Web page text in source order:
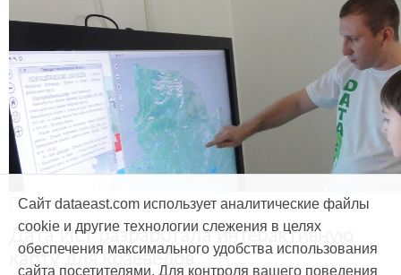
Продукты и услуги
Дата Ист разработала интерактивную
карту для краеведов
Сайт dataeast.com использует аналитические файлы
cookie и другие технологии слежения в целях
обеспечения максимального удобства использования
сайта посетителями. Для контроля вашего поведения